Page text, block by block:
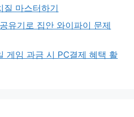
질 마스터하기
유기로 집안 와이파이 문제
게임 과금 시 PC결제 혜택 활